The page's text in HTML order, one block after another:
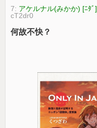
7: アケルナル(みかか) [ﾆﾀﾞ]
cT2dr0
何故不快？